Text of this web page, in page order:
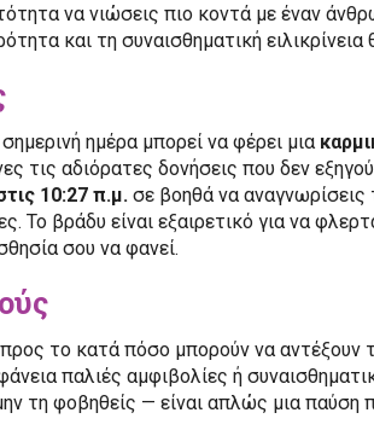
να νιώσεις πιο κοντά με έναν
και τη συναισθηματική
ημέρα μπορεί να φέρει μια
τις αδιόρατες δονήσεις που δεν
10:27 π.μ. σε βοηθά να αναγνωρίσεις
Το βράδυ είναι εξαιρετικό για να
σου να φανεί.
το κατά πόσο μπορούν να αντέξουν
παλιές αμφιβολίες ή
τη φοβηθείς — είναι απλώς μια παύση